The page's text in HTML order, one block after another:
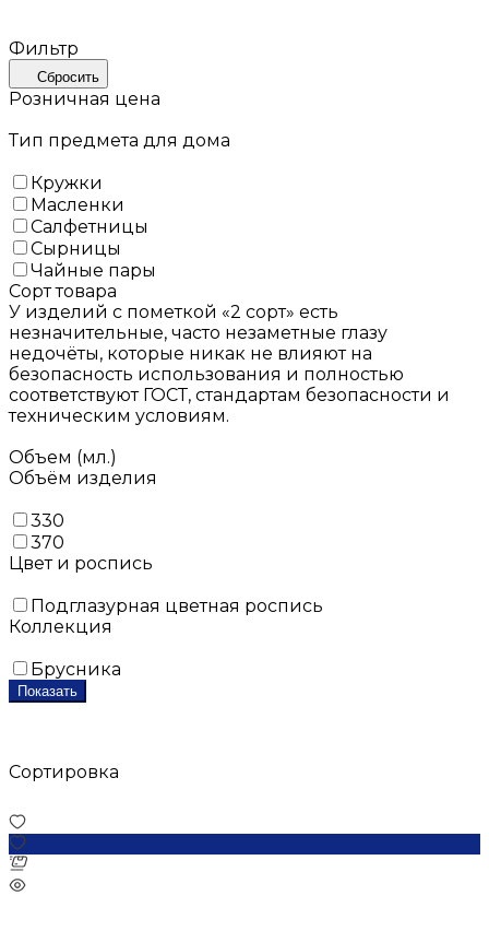
Фильтр
Сбросить
Розничная цена
Тип предмета для дома
Кружки
Масленки
Салфетницы
Сырницы
Чайные пары
Сорт товара
У изделий с пометкой «2 сорт» есть
незначительные, часто незаметные глазу
недочёты, которые никак не влияют на
безопасность использования и полностью
соответствуют ГОСТ, стандартам безопасности и
техническим условиям.
Объем (мл.)
Объём изделия
330
370
Цвет и роспись
Подглазурная цветная роспись
Коллекция
Брусника
Показать
Сортировка